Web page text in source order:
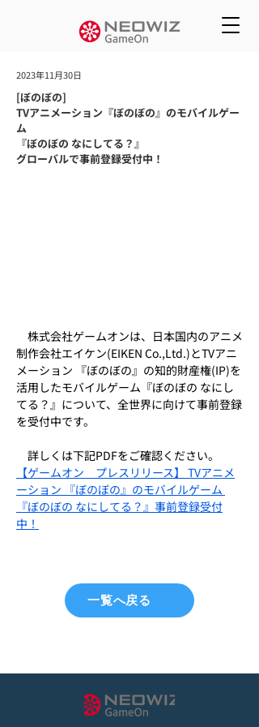
2023年11月30日
[ぼのぼの]
TVアニメーション『ぼのぼの』のモバイルゲー
ム
『ぼのぼの なにしてる？』
グローバルで事前登録受付中！
株式会社ゲームオンは、日本国内のアニメ
制作会社エイケン(EIKEN Co.,Ltd.)とTVアニ
メーション 『ぼのぼの』の知的財産権(IP)を
活用したモバイルゲーム『ぼのぼの なにし
てる？』について、全世界に向けて事前登録
を受付中です。
詳しくは下記PDFをご確認ください。
【ゲームオン　プレスリリース】 TVアニメ
ーション 『ぼのぼの』のモバイルゲーム
『ぼのぼの なにしてる？』事前登録受付
中！
一覧へ戻る